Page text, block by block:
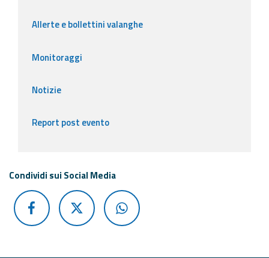
Allerte e bollettini valanghe
Monitoraggi
Notizie
Report post evento
Condividi sui Social Media